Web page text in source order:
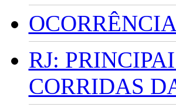
RJ:
CORRIDAS